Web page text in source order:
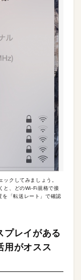
クしてみましょう。
と、どのWi-Fi規格で接
「転送レート」で確認
プレイがある
用がオスス